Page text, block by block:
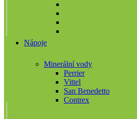
Nápoje
Minerální vody
Perrier
Vittel
San Benedetto
Contrex